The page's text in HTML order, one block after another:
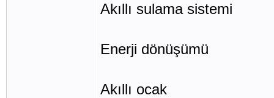
Akıllı sulama sistemi
Enerji dönüşümü
Akıllı ocak